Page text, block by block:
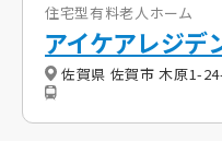
住宅型有料老人ホーム
アイケアレジデ
佐賀県 佐賀市 木原1-